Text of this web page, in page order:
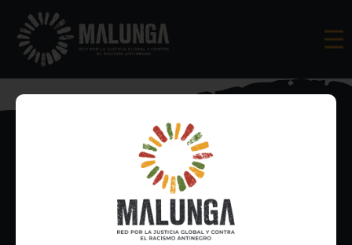
Inscríbete al boletín informativo